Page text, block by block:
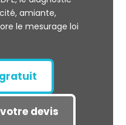
amiante,
le mesurage loi
devis